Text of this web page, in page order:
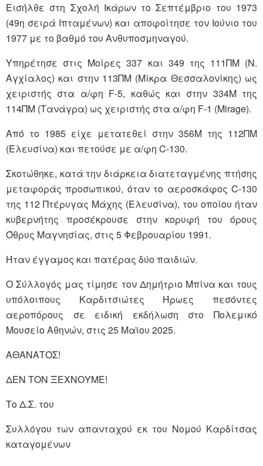
Εισήλθε στη Σχολή Ικάρων το Σεπτέμβριο του 1973
(49η σειρά Ιπταμένων) και αποφοίτησε τον Ιούνιο του
1977 με το βαθμό του Ανθυποσμηναγού.
Υπηρέτησε στις Μοίρες 337 και 349 της 111ΠΜ (Ν.
Αγχίαλος) και στην 113ΠΜ (Μίκρα Θεσσαλονίκης) ως
χειριστής στα α/φη F-5, καθώς και στην 334Μ της
114ΠΜ (Τανάγρα) ως χειριστής στα α/φη F-1 (Mirage).
Από το 1985 είχε μετατεθεί στην 356Μ της 112ΠΜ
(Ελευσίνα) και πετούσε με α/φη C-130.
Σκοτώθηκε, κατά την διάρκεια διατεταγμένης πτήσης
μεταφοράς προσωπικού, όταν το αεροσκάφος C-130
της 112 Πτέρυγας Μάχης (Ελευσίνα), του οποίου ήταν
κυβερνήτης προσέκρουσε στην κορυφή του όρους
Όθρυς Μαγνησίας, στις 5 Φεβρουαρίου 1991.
Ήταν έγγαμος και πατέρας δύο παιδιών.
Ο Σύλλογός μας τίμησε τον Δημήτριο Μπίνα και τους
υπόλοιπους Καρδιτσιώτες Ήρωες πεσόντες
αεροπόρους σε ειδική εκδήλωση στο Πολεμικό
Μουσείο Αθηνών, στις 25 Μαϊου 2025.
ΑΘΑΝΑΤΟΣ!
ΔΕΝ ΤΟΝ ΞΕΧΝΟΥΜΕ!
Το Δ.Σ. του
Συλλόγου των απανταχού εκ του Νομού Καρδίτσας
καταγομένων